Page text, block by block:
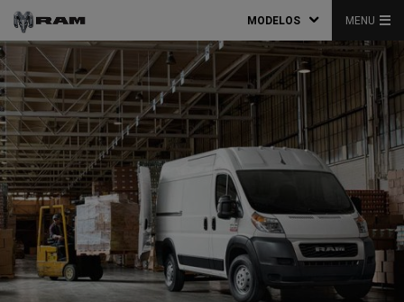
MODELOS MENU